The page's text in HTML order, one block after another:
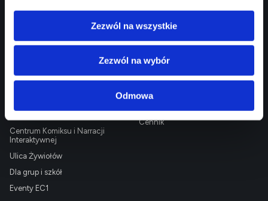
Zezwól na wszystkie
Zezwól na wybór
Odmowa
42 600 61 00
informacja@ec1lodz.pl
Centrum Nauki i Techniki
Centrum Komiksu i Narracji
Interaktywnej
Ulica Żywiołów
Dla grup i szkół
Eventy EC1
Informacje
O EC1
Cennik